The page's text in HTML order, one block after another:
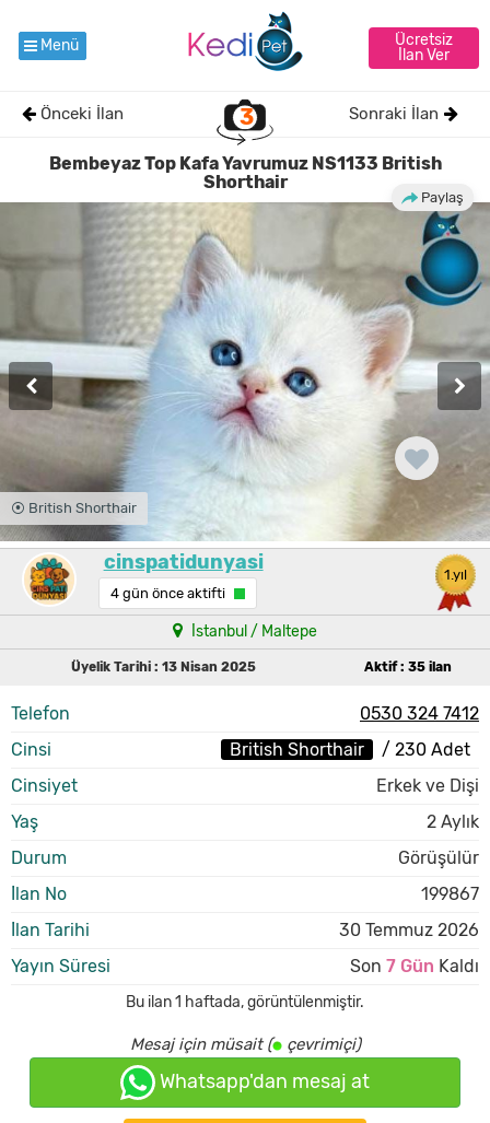
Menü
Ücretsiz
İlan Ver
Önceki İlan 3 Sonraki İlan
Bembeyaz Top Kafa Yavrumuz NS1133 British
Shorthair
Paylaş
⦿ British Shorthair
1.yıl
cinspatidunyasi
4 gün önce aktifti
İstanbul / Maltepe
Üyelik Tarihi : 13 Nisan 2025 Aktif : 35 ilan
Telefon
0530 324 7412
Cinsi
British Shorthair
/ 230 Adet
Cinsiyet
Erkek ve Dişi
Yaş
2 Aylık
Durum
Görüşülür
İlan No
199867
İlan Tarihi
30 Temmuz 2026
Yayın Süresi
Son 7 Gün Kaldı
Bu ilan1 haftada,görüntülenmiştir.
Mesaj için müsait ( çevrimiçi)
Whatsapp'dan mesaj at